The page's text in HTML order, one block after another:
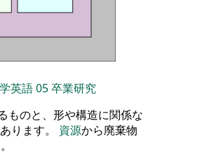
英語05卒業研究
ものと、形や構造に関係な
ります。 資源から廃棄物